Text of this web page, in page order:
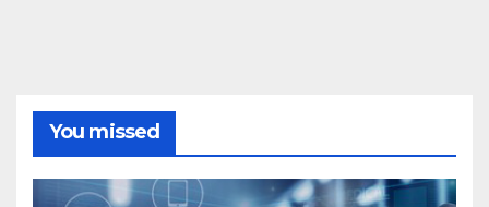
You missed